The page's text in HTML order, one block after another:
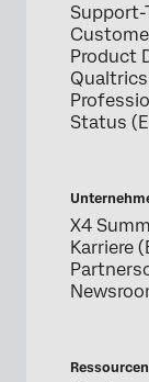
Product
Status
X4
Karriere
Ressourcen